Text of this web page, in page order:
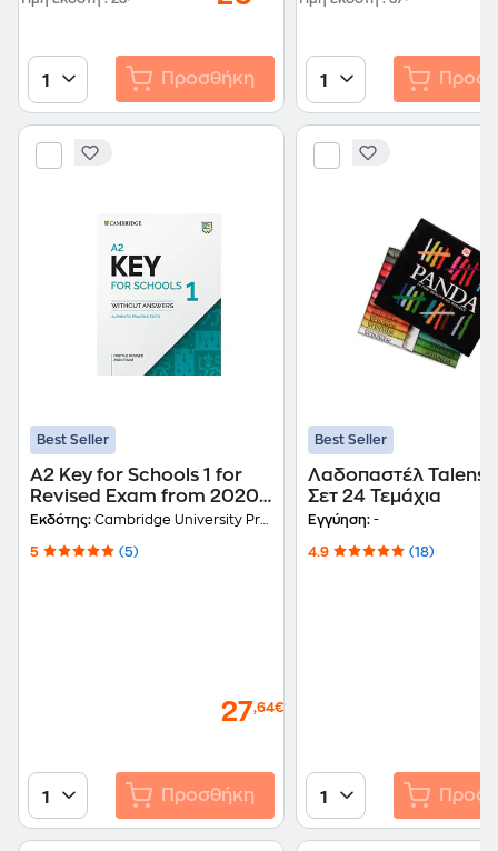
1 Προσθήκη 1
Best Seller
A2 Key for Schools 1 for
Revised Exam from 2020
Student's Book Without
Εκδότης: Cambridge University Press
5 (5)
27,64€
1 Προσθήκη
Best Seller
Λαδοπαστέλ Talens
Σετ 24 Τεμάχια
Εγγύηση: -
4.9 (18)
1